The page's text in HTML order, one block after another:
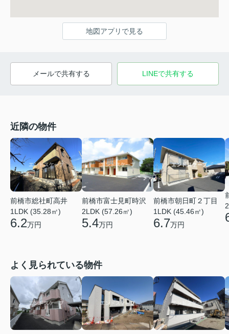
地図アプリで見る
メールで共有する LINEで共有する
近隣の物件
前橋市総社町高井
1LDK (35.28㎡)
6.2万円
前橋市富士見町時沢
2LDK (57.26㎡)
5.4万円
前橋市朝日町２丁目
1LDK (45.46㎡)
6.7万円
よく見られている物件